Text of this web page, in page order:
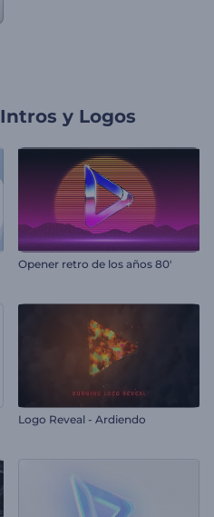
Intros y Logos
Opener retro de los años 80'
Logo Reveal - Ardiendo